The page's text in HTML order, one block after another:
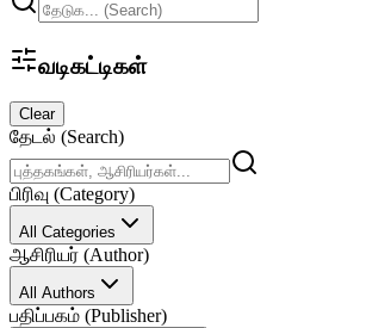
வடிகட்டிகள்
Clear
தேடல் (Search)
பிரிவு (Category)
All Categories
ஆசிரியர் (Author)
All Authors
பதிப்பகம் (Publisher)